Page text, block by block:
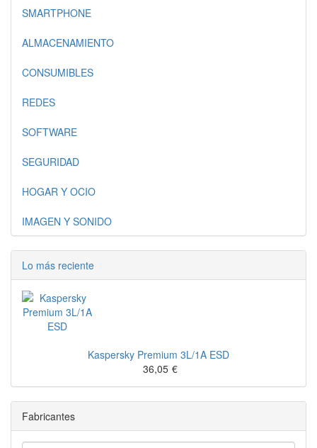
SMARTPHONE
ALMACENAMIENTO
CONSUMIBLES
REDES
SOFTWARE
SEGURIDAD
HOGAR Y OCIO
IMAGEN Y SONIDO
Lo más reciente
Kaspersky Premium 3L/1A ESD
36,05 €
Fabricantes